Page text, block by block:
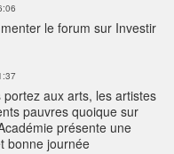
le forum sur Investir
aux arts, les artistes
pauvres quoique sur
présente une
bonne journée